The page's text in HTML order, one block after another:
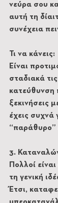
νεύρα σου
αυτή τη
συνέχεια
Τι να κάνεις:
Είναι
σταδιακά
κατεύθυνση
ξεκινήσεις
έχεις
“παράθυρο”
3.
Πολλοί
τη γενική
Έτσι,